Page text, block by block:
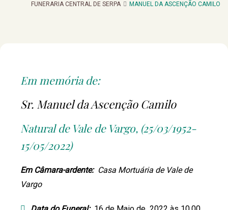
FUNERARIA CENTRAL DE SERPA MANUEL DA ASCENÇÃO CAMILO
Em memória de:
Sr. Manuel da Ascenção Camilo
Natural de Vale de Vargo, (25/03/1952-
15/05/2022)
Em Câmara-ardente: Casa Mortuária de Vale de
Vargo